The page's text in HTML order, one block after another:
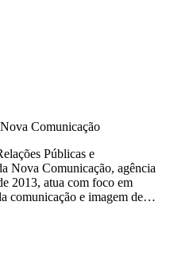
Comunicação
Públicas e
Nova Comunicação, agência
2013, atua com foco em
comunicação e imagem de
e abordagem ímpar e
e no poder que elas têm